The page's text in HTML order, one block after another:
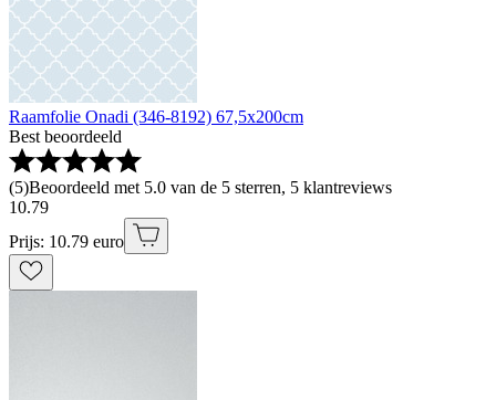
Raamfolie Onadi (346-8192) 67,5x200cm
Best beoordeeld
(5)Beoordeeld met 5.0 van de 5 sterren, 5 klantreviews
10.79
Prijs: 10.79 euro